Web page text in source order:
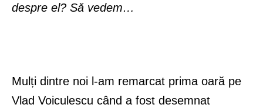
despre el? Să vedem…
Mulți dintre noi l-am remarcat prima oară pe
Vlad Voiculescu când a fost desemnat